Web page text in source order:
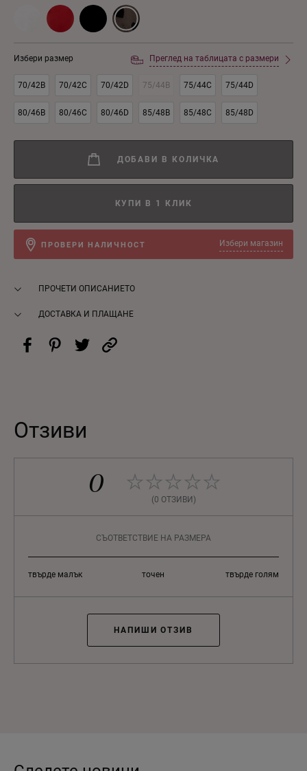
Избери размер Преглед на таблицата с размери
70/42B 70/42C 70/42D 75/44B 75/44C 75/44D
80/46B 80/46C 80/46D 85/48B 85/48C 85/48D
ДОБАВИ В КОЛИЧКА
КУПИ В 1 КЛИК
ПРОВЕРИ НАЛИЧНОСТ Избери магазин
ПРОЧЕТИ ОПИСАНИЕТО
ДОСТАВКА И ПЛАЩАНЕ
Отзиви
0
(0 ОТЗИВИ)
СЪОТВЕТСТВИЕ НА РАЗМЕРА
твърде малък точен твърде голям
НАПИШИ ОТЗИВ